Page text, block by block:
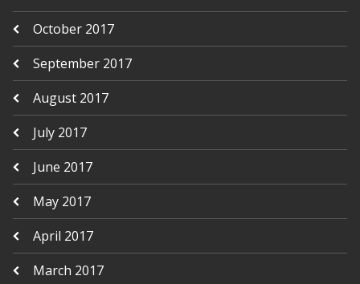
October 2017
September 2017
August 2017
July 2017
June 2017
May 2017
April 2017
March 2017